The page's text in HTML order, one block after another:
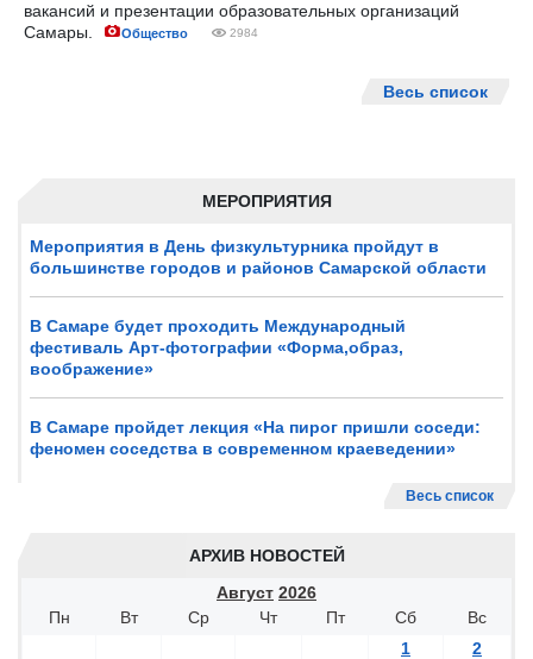
МЕРОПРИЯТИЯ
Мероприятия в День физкультурника пройдут в
большинстве городов и районов Самарской области
В Самаре будет проходить Международный
фестиваль Арт-фотографии «Форма,образ,
воображение»
В Самаре пройдет лекция «На пирог пришли соседи:
феномен соседства в современном краеведении»
Весь список
АРХИВ НОВОСТЕЙ
Август 2026
Пн
Вт Ср Чт Пт Сб
Вс
1
2
вакансий и презентации образовательных организаций
Самары.
Общество 2984
Весь список